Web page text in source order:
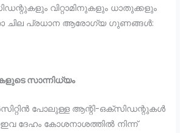
വിറ്റാമിനുകളും ധാതുക്കളും
ചില പ്രധാന ആരോഗ്യ ഗുണങ്ങൾ:
സാന്നിധ്യം
പോലുള്ള ആന്റി-ഒക്സിഡന്റുകൾ
ഇവ ദേഹം കോശനാശത്തിൽ നിന്ന്